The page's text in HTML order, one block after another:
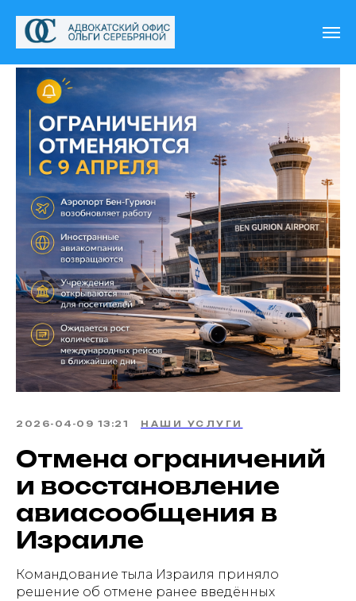
2026-04-09 13:21 НАШИ УСЛУГИ
Отмена ограничений
и восстановление
авиасообщения в
Израиле
Командование тыла Израиля приняло
решение об отмене ранее введённых